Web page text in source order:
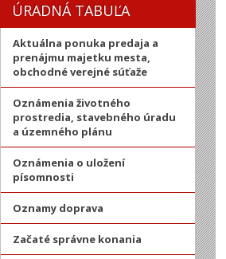
ÚRADNÁ TABUĽA
Aktuálna ponuka predaja a
prenájmu majetku mesta,
obchodné verejné súťaže
Oznámenia životného
prostredia, stavebného úradu
a územného plánu
Oznámenia o uložení
písomnosti
Oznamy doprava
Začaté správne konania